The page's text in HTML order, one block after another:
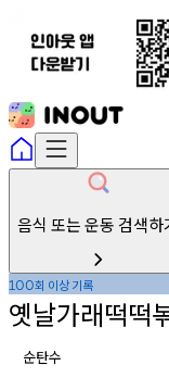
음식 또는 운동 검색하
100회 이상기록
옛날가래떡떡
순탄수